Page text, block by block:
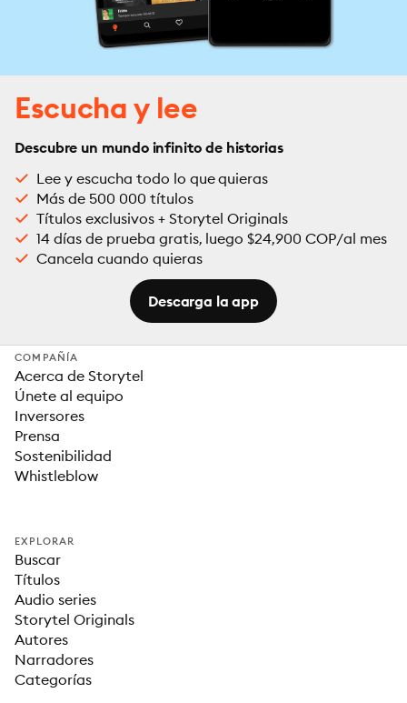
Escucha y lee
Descubre un mundo infinito de historias
Lee y escucha todo lo que quieras
Más de 500 000 títulos
Títulos exclusivos + Storytel Originals
14 días de prueba gratis, luego $24,900 COP/al mes
Cancela cuando quieras
Descarga la app
COMPAÑÍA
Acerca de Storytel
Únete al equipo
Inversores
Prensa
Sostenibilidad
Whistleblow
EXPLORAR
Buscar
Títulos
Audio series
Storytel Originals
Autores
Narradores
Categorías